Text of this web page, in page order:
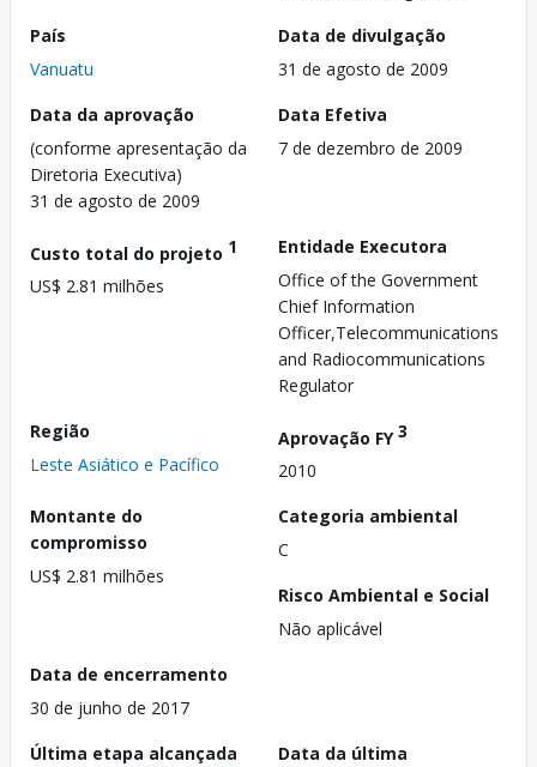
País
Vanuatu
Data de divulgação
31 de agosto de 2009
Data da aprovação
(conforme apresentação da
Diretoria Executiva)
31 de agosto de 2009
Data Efetiva
7 de dezembro de 2009
Custo total do projeto 1
US$ 2.81 milhões
Entidade Executora
Office of the Government
Chief Information
Officer,Telecommunications
and Radiocommunications
Regulator
Região
Leste Asiático e Pacífico
Aprovação FY3
2010
Montante do
compromisso
US$ 2.81 milhões
Categoria ambiental
C
Risco Ambiental e Social
Não aplicável
Data de encerramento
30 de junho de 2017
Última etapa alcançada
Data da última